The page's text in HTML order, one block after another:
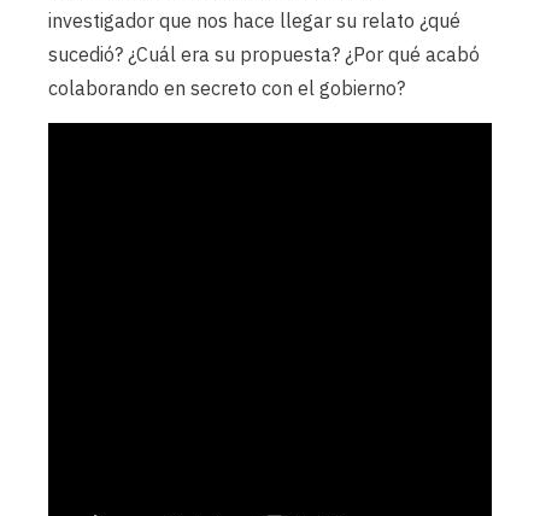
investigador que nos hace llegar su relato ¿qué
sucedió? ¿Cuál era su propuesta? ¿Por qué acabó
colaborando en secreto con el gobierno?